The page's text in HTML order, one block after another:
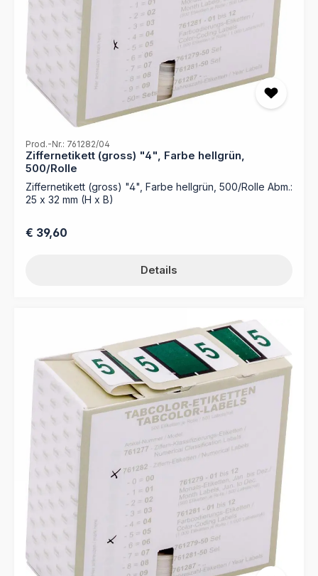
Prod.-Nr.: 761282/04
Ziffernetikett (gross) "4", Farbe hellgrün,
500/Rolle
Ziffernetikett (gross) "4", Farbe hellgrün, 500/Rolle Abm.:
25 x 32 mm (H x B)
Regulärer Preis:
€ 39,60
Details